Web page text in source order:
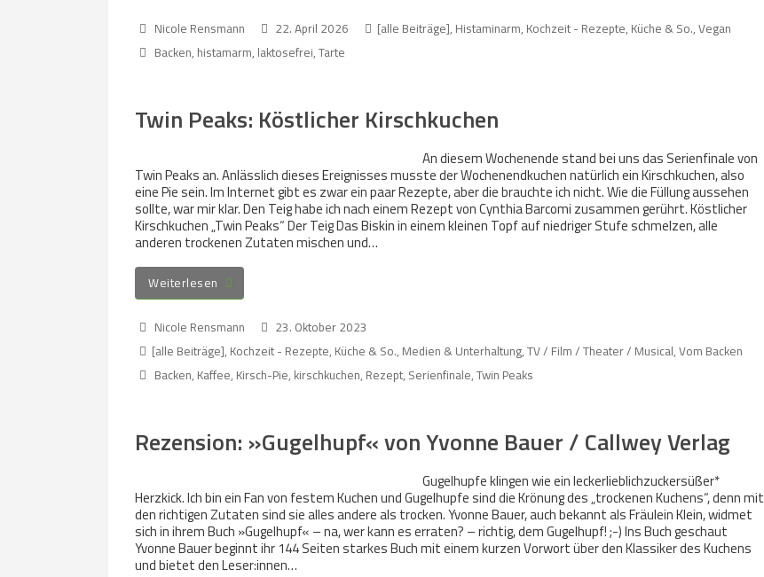
Nicole Rensmann 22. April 2026 [alle Beiträge], Histaminarm, Kochzeit - Rezepte, Küche & So., Vegan
Backen, histamarm, laktosefrei,Tarte
Twin Peaks: Köstlicher Kirschkuchen
An diesem Wochenende stand bei uns das Serienfinale von
Twin Peaks an. Anlässlich dieses Ereignisses musste der Wochenendkuchen natürlich ein Kirschkuchen, also
eine Pie sein. Im Internet gibt es zwar ein paar Rezepte, aber die brauchte ich nicht. Wie die Füllung aussehen
sollte, war mir klar. Den Teig habe ich nach einem Rezept von Cynthia Barcomi zusammen gerührt. Köstlicher
Kirschkuchen „Twin Peaks“ Der Teig Das Biskin in einem kleinen Topf auf niedriger Stufe schmelzen, alle
anderen trockenen Zutaten mischen und…
Weiterlesen
Nicole Rensmann
23. Oktober 2023
[alle Beiträge], Kochzeit - Rezepte, Küche & So., Medien & Unterhaltung,TV / Film / Theater / Musical,Vom Backen
Backen, Kaffee, Kirsch-Pie, kirschkuchen, Rezept, Serienfinale,Twin Peaks
Rezension: »Gugelhupf« von Yvonne Bauer / Callwey Verlag
Gugelhupfe klingen wie ein leckerlieblichzuckersüßer*
Herzkick. Ich bin ein Fan von festem Kuchen und Gugelhupfe sind die Krönung des „trockenen Kuchens“, denn mit
den richtigen Zutaten sind sie alles andere als trocken. Yvonne Bauer, auch bekannt als Fräulein Klein, widmet
sich in ihrem Buch »Gugelhupf« – na, wer kann es erraten? – richtig, dem Gugelhupf! ;-) Ins Buch geschaut
Yvonne Bauer beginnt ihr 144 Seiten starkes Buch mit einem kurzen Vorwort über den Klassiker des Kuchens
und bietet den Leser:innen…